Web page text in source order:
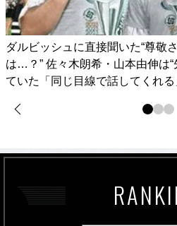
ダルビッシュに直接聞いた“尊敬
は…？” 佐々木朗希・山本由伸は“
ていた「同じ目線で話してくれる